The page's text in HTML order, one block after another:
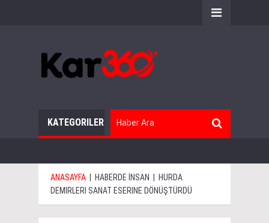
KATEGORILER
ANASAYFA | HABERDE İNSAN | HURDA
DEMIRLERI SANAT ESERINE DÖNÜŞTÜRDÜ